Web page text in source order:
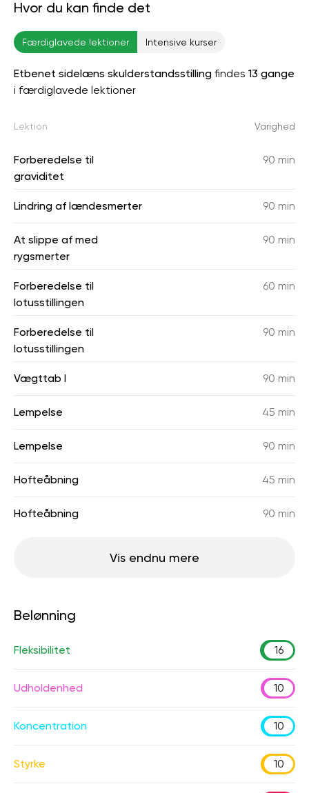
Hvor du kan finde det
Færdiglavede lektioner Intensive kurser
Etbenet sidelæns skulderstandsstilling findes 13 gange
i færdiglavede lektioner
Lektion Varighed
Forberedelse til
graviditet
90 min
Lindring af lændesmerter 90 min
At slippe af med
rygsmerter
90 min
Forberedelse til
lotusstillingen
60 min
Forberedelse til
lotusstillingen
90 min
Vægttab I 90 min
Lempelse 45 min
Lempelse 90 min
Hofteåbning 45 min
Hofteåbning 90 min
Vis endnu mere
Belønning
Fleksibilitet 16
Udholdenhed 10
Koncentration 10
Styrke 10